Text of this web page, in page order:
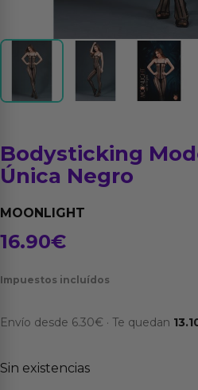
Bodysticking
Única Negro
MOONLIGHT
16.90€
Impuestos incluídos
Envío desde 6.30€ · Te quedan
Sin existencias